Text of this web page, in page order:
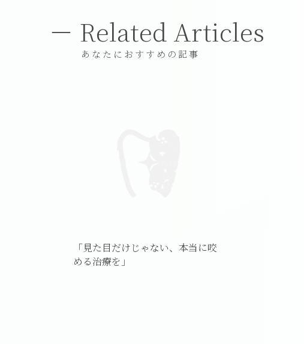
Related Articles
あなたにおすすめの記事
「見た目だけじゃない、本当に咬
める治療を」